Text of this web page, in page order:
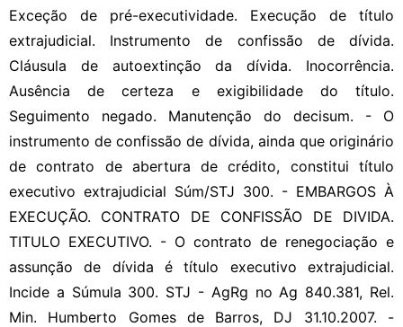
Exceção de pré-executividade. Execução de título
extrajudicial. Instrumento de confissão de dívida.
Cláusula de autoextinção da dívida. Inocorrência.
Ausência de certeza e exigibilidade do título.
Seguimento negado. Manutenção do decisum. - O
instrumento de confissão de dívida, ainda que originário
de contrato de abertura de crédito, constitui título
executivo extrajudicial Súm/STJ 300. - EMBARGOS À
EXECUÇÃO. CONTRATO DE CONFISSÃO DE DIVIDA.
TITULO EXECUTIVO. - O contrato de renegociação e
assunção de dívida é título executivo extrajudicial.
Incide a Súmula 300. STJ - AgRg no Ag 840.381, Rel.
Min. Humberto Gomes de Barros, DJ 31.10.2007. -